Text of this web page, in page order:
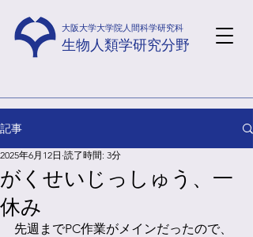
​生物人類学研究分野
​大阪大学大学院人間科学研究科
記事
がくせいじっしゅう、一
休み
2025年6月12日 読了時間: 3分
先週までPC作業がメインだったので、